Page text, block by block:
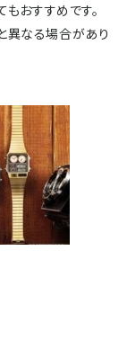
おすすめです。
異なる場合があり